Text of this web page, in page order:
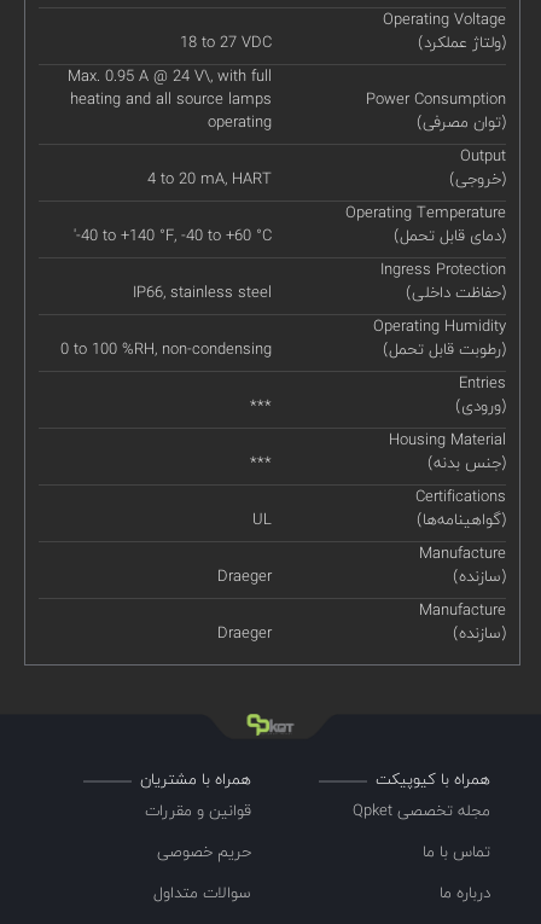
Operating Voltage
(ولتاژ عملکرد)
18 to 27 VDC
Power Consumption
(توان مصرفی)
Max. 0.95 A @ 24 V\, with full
heating and all source lamps
operating
Output
(خروجی)
4 to 20 mA, HART
Operating Temperature
(دمای قابل تحمل)
'-40 to +140 °F, -40 to +60 °C
Ingress Protection
(حفاظت داخلی)
IP66, stainless steel
Operating Humidity
(رطوبت قابل تحمل)
0 to 100 %RH, non-condensing
Entries
(ورودی)
***
Housing Material
(جنس بدنه)
***
Certifications
(گواهینامه‌ها)
UL
Manufacture
(سازنده)
Draeger
Manufacture
(سازنده)
Draeger
همراه با کیوپیکت
مجله تخصصی Qpket
تماس با ما
درباره ما
همراه با مشتریان
قوانین و مقررات
حریم خصوصی
سوالات متداول